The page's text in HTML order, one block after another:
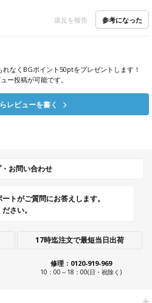
違反を報告 参考になった
なくBGポイント50ptをプレゼントします！
ー投稿が可能です。
レビューを書く
お問い合わせ
トがご質問にお答えします。
さい。
17時迄注文で最短当日出荷
修理：0120-919-969
10：00～18：00(日・祝除く)